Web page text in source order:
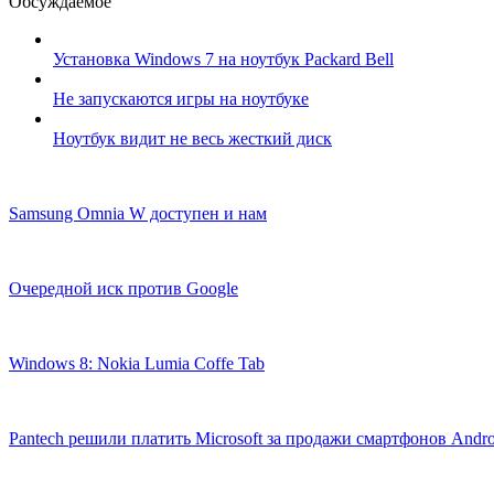
Установка Windows 7 на ноутбук Packard Bell
Не запускаются игры на ноутбуке
Ноутбук видит не весь жесткий диск
Samsung Omnia W доступен и нам
Очередной иск против Google
Windows 8: Nokia Lumia Coffe Tab
Pantech решили платить Microsoft за продажи смартфонов